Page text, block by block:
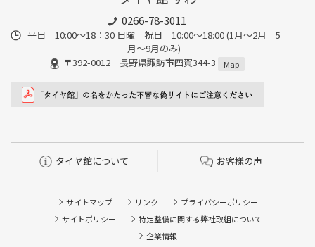
0266-78-3011
平日 10:00〜18：30 日曜 祝日 10:00〜18:00 (1月〜2月 5
月〜9月のみ)
〒392-0012 長野県諏訪市四賀344-3
Map
タイヤ館について お客様の声
サイトマップ リンク
プライバシーポリシー
サイトポリシー
特定整備に関する弊社取組について
企業情報